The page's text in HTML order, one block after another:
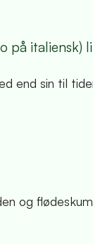
på italiensk)
end sin til
og